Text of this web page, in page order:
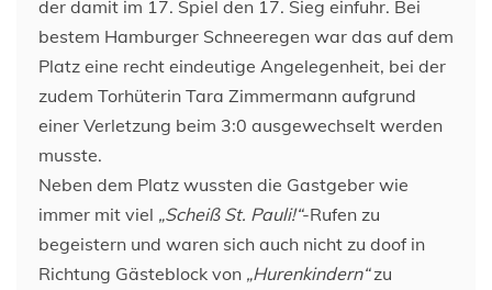
der damit im 17. Spiel den 17. Sieg einfuhr. Bei
bestem Hamburger Schneeregen war das auf dem
Platz eine recht eindeutige Angelegenheit, bei der
zudem Torhüterin Tara Zimmermann aufgrund
einer Verletzung beim 3:0 ausgewechselt werden
musste.
Neben dem Platz wussten die Gastgeber wie
immer mit viel „Scheiß St. Pauli!“-Rufen zu
begeistern und waren sich auch nicht zu doof in
Richtung Gästeblock von „Hurenkindern“zu